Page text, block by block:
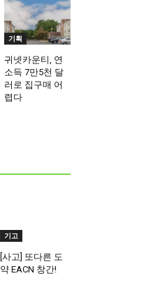
기획
귀넷카운티, 연
소득 7만5천 달
러로 집구매 어
렵다
기고
[사고] 또다른 도
약 EACN 창간!